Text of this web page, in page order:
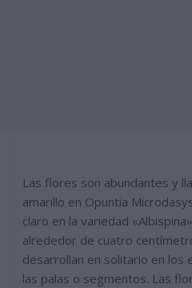
Las flores son abundantes y
amarillo en Opuntia
claro en la variedad
alrededor de cuatro
desarrollan en solitario en
las palas o segmentos. Las